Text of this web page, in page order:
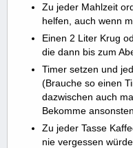
Zu jeder Mahlzeit
helfen, auch wenn
Einen 2 Liter Krug
die dann bis zum
Timer setzen und
(Brauche so einen
dazwischen auch
Bekomme
Zu jeder Tasse
nie vergessen